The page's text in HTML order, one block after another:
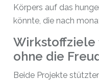
Körpers auf das
könnte, die nach
Wirkstoffziele
ohne die
Beide Projekte